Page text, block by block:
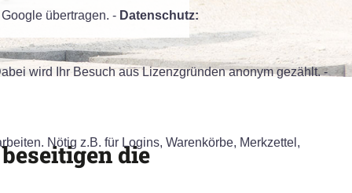
übertragen. - Datenschutz:
wird Ihr Besuch aus Lizenzgründen anonym gezählt. -
Nötig z.B. für Logins, Warenkörbe, Merkzettel,
die